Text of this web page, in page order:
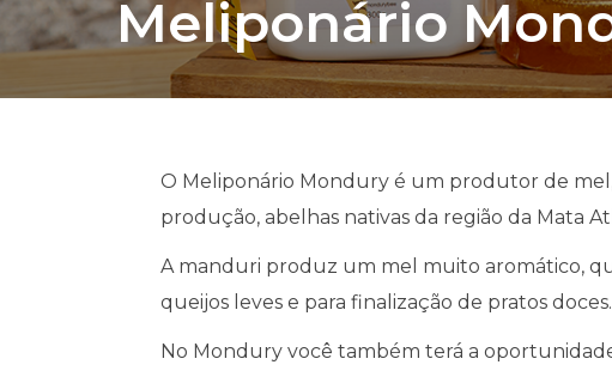
Meliponário
O Meliponário Mondury é um produtor de mel,
produção, abelhas nativas da região da Mata
A manduri produz um mel muito aromático,
queijos leves e para finalização de pratos doces.
No Mondury você também terá a